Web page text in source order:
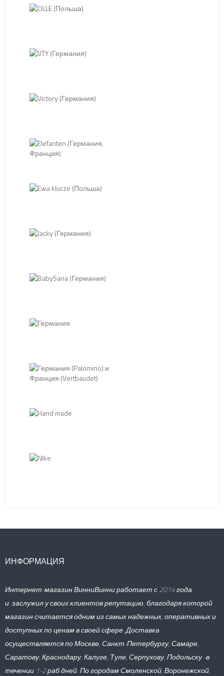
ИНФОРМАЦИЯ
Интернет-магазин ВинниВинни работает с 2014 года
и заслужил у своих клиентов репутацию, благодаря которой
магазин считается одним из самых надежных, оперативных и
доступных по ценам в своей сфере. Доставка
осуществляется по Москве, Санкт-Петербургу, Самаре,
Саратову, Краснодару, Калуге, Туле, Серпухову, Подольску -в
течении 1-2 раб.дней. По городам Смоленской, Воронежской,